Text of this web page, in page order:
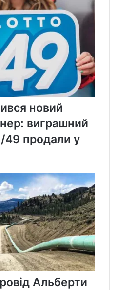
новий
виграшний
49 продали у
Альберти